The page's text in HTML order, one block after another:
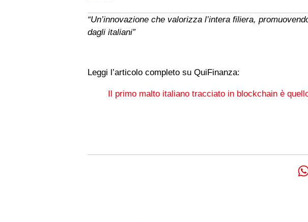
“Un’innovazione che valorizza l’intera filiera,
dagli italiani”
Leggi l’articolo completo su QuiFinanza:
Il primo malto italiano tracciato in blockchain è